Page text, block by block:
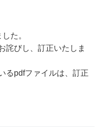
た。
詫びし、訂正いたしま
るpdfファイルは、訂正